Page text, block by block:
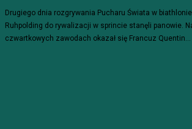
Drugiego dnia rozgrywania Pucharu Świata w
Ruhpolding do rywalizacji w sprincie stanęli panowie.
czwartkowych zawodach okazał się Francuz Quentin...